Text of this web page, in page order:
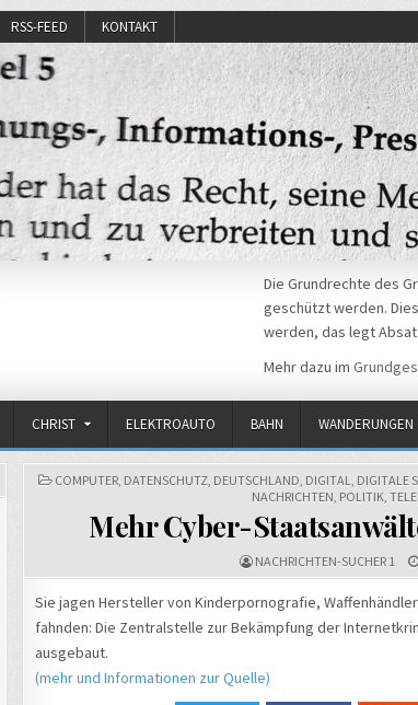
RSS-FEED KONTAKT
Die Grundrechte des
geschützt werden.
werden, das legt
Mehr dazu im
CHRIST ELEKTROAUTO BAHN
POSTED
COMPUTER DATENSCHUTZ DEUTSCHLAND DIGITAL DIGITALE
NACHRICHTEN POLITIK ,
Mehr Cyber-
NACHRICHTEN-SUCHER 1
Sie jagen Hersteller von Kinderpornografie,
fahnden: Die Zentralstelle zur Bekämpfung der
ausgebaut.
(mehr und Informationen zur Quelle)